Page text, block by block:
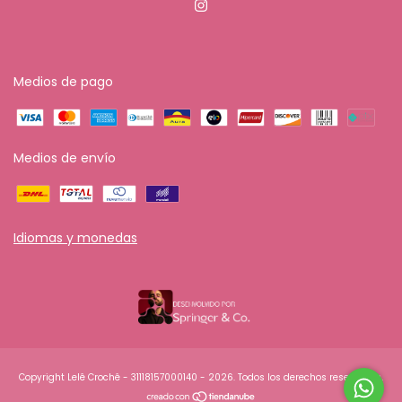
Medios de pago
Medios de envío
Idiomas y monedas
Copyright Lelê Crochê - 31118157000140 - 2026. Todos los derechos reservados.